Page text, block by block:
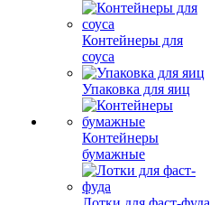
Контейнеры для
соуса
Упаковка для яиц
Контейнеры
бумажные